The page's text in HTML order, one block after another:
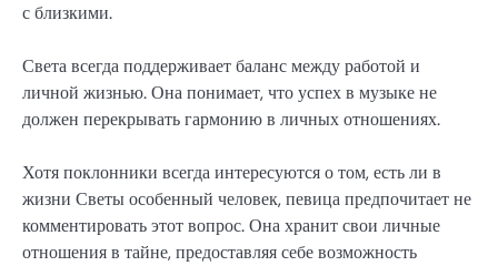
с близкими.
Света всегда поддерживает баланс между работой и
личной жизнью. Она понимает, что успех в музыке не
должен перекрывать гармонию в личных отношениях.
Хотя поклонники всегда интересуются о том, есть ли в
жизни Светы особенный человек, певица предпочитает не
комментировать этот вопрос. Она хранит свои личные
отношения в тайне, предоставляя себе возможность